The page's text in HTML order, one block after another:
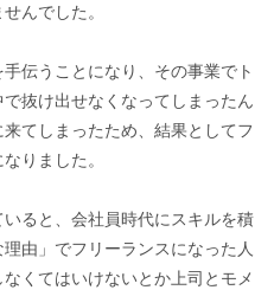
んでした。
伝うことになり、その事業でト
抜け出せなくなってしまったん
てしまったため、結果としてフ
りました。
ると、会社員時代にスキルを積
由」でフリーランスになった人
くてはいけないとか上司とモメ